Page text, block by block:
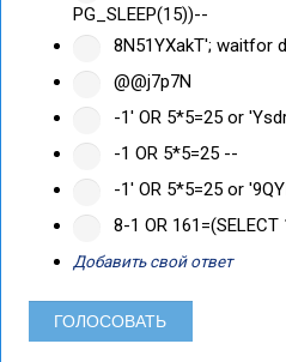
PG_SLEEP(15))--
8N51YXakT'; waitfor
@@j7p7N
-1' OR 5*5=25 or
-1 OR 5*5=25 --
-1' OR 5*5=25 or
8-1 OR
Добавить свой ответ